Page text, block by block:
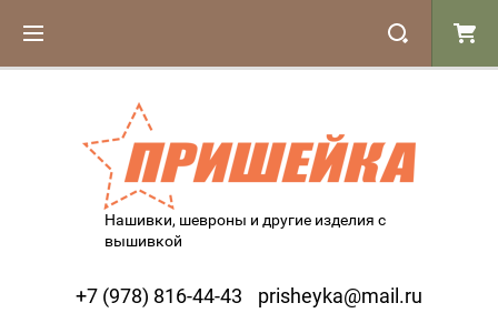
Нашивки, шевроны и другие изделия с
вышивкой
+7 (978) 816-44-43
prisheyka@mail.ru